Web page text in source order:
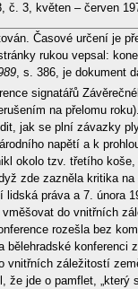
č. 3, květen – červen
Časové určení je
rukou vepsal:
, s. 386, je dokument
signatářů
na přelomu
jak se plní závazky
napětí a k
okolo tzv. třetího
zde zazněla kritika
lidská práva a 7. února
do vnitřních
rozešla bez
bělehradské konferenci
vnitřních záležitostí
že jde o pamflet,